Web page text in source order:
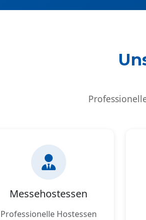
Messehostessen
Professionelle Hostessen